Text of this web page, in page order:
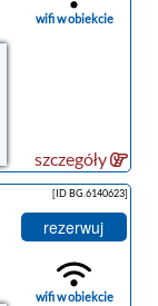
wifi w obiekcie
szczegóły
[ID BG.6140623]
rezerwuj
wifi w obiekcie